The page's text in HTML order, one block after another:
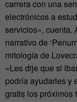
carrera con una
electrónicos a
servicios», cuenta.
narrativo de
mitología de
«Les dije que si
podría ayudarles y
gratis los próximos